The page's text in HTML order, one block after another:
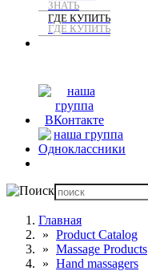
ЗНАТЬ
ГДЕ КУПИТЬ
ГДЕ КУПИТЬ
Главная
Product Catalog
Massage Products
Hand massagers